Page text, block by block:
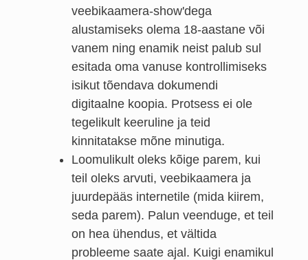
veebikaamera-show'dega
alustamiseks olema 18-aastane või
vanem ning enamik neist palub sul
esitada oma vanuse kontrollimiseks
isikut tõendava dokumendi
digitaalne koopia. Protsess ei ole
tegelikult keeruline ja teid
kinnitatakse mõne minutiga.
Loomulikult oleks kõige parem, kui
teil oleks arvuti, veebikaamera ja
juurdepääs internetile (mida kiirem,
seda parem). Palun veenduge, et teil
on hea ühendus, et vältida
probleeme saate ajal. Kuigi enamikul